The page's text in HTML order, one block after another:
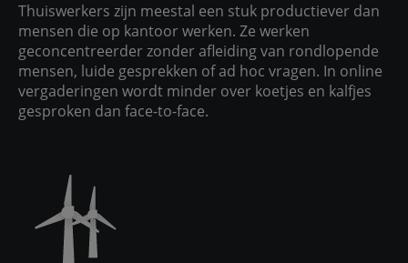
Thuiswerkers zijn meestal een stuk productiever dan
mensen die op kantoor werken. Ze werken
geconcentreerder zonder afleiding van rondlopende
mensen, luide gesprekken of ad hoc vragen. In online
vergaderingen wordt minder over koetjes en kalfjes
gesproken dan face-to-face.